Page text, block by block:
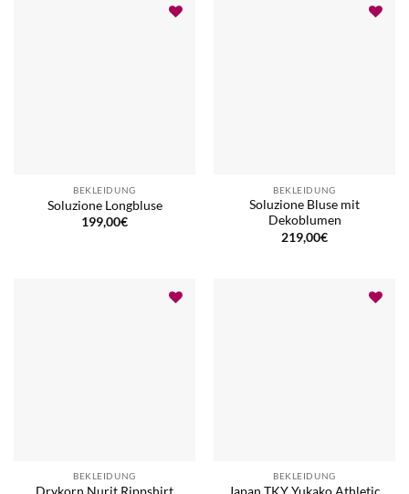
BEKLEIDUNG
Soluzione Longbluse
199,00€
BEKLEIDUNG
Soluzione Bluse mit
Dekoblumen
219,00€
BEKLEIDUNG BEKLEIDUNG